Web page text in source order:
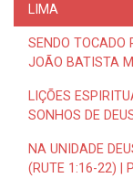
LIMA
SENDO TOCADO
JOÃO BATISTA
LIÇÕES
SONHOS DE
NA UNIDADE
(RUTE 1:16-22) |